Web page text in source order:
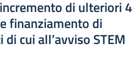
di ulteriori 4
finanziamento di
cui all’avviso STEM